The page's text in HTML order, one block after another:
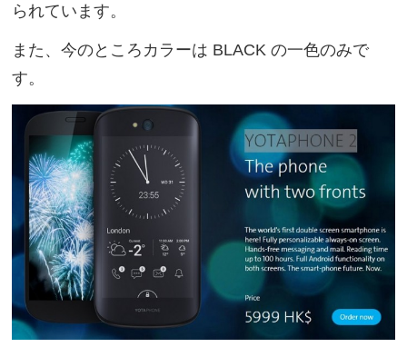
られています。
また、今のところカラーは BLACK の一色のみで
す。